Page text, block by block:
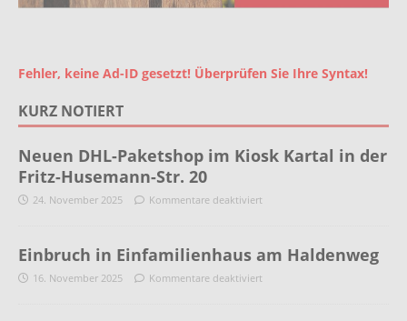
Fehler, keine Ad-ID gesetzt! Überprüfen Sie Ihre Syntax!
KURZ NOTIERT
Neuen DHL-Paketshop im Kiosk Kartal in der
Fritz-Husemann-Str. 20
24. November 2025 Kommentare deaktiviert
Einbruch in Einfamilienhaus am Haldenweg
16. November 2025 Kommentare deaktiviert